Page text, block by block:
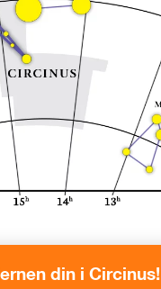
din i Circinus!